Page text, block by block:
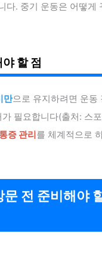
다. 중기 운동은 어떻게
할 점
만으로 유지하려면 운동
필요합니다(출처: 스
증 관리를 체계적으로
문 전 준비해야